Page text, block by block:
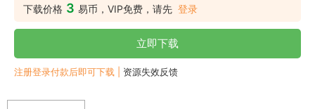
下载价格 3 易币，VIP免费，请先 登录
立即下载
注册登录付款后即可下载 | 资源失效反馈